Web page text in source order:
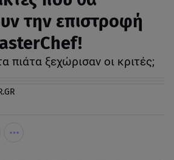
την επιστροφή
πιάτα ξεχώρισαν οι κριτές;